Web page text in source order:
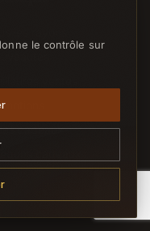
cadeaux
le contrôle sur